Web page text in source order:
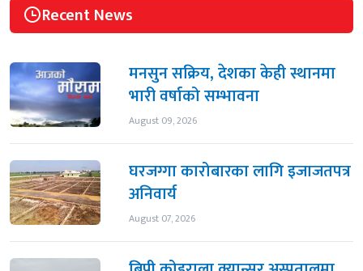
Recent News
मनसुन सक्रिय, देशका केही स्थानमा
भारी वर्षाको सम्भावना
August 09, 2026
घरजग्गा कारोबारका लागि इजाजतपत्र
अनिवार्य
August 07, 2026